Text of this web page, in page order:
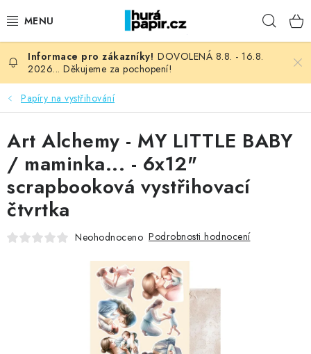
na
NOVINKY
HURÁ DÍLNA
VŠECHNO ZBOŽÍ
KNIHAŘSKÝ MATERIÁL
KURZY NATY LYSAK
OBLÍBENÉ ♥️
MOJE OBJEDNÁVKA
DOVOLENÁ 8.8. - 16.8.
2026... Děkujeme za pochopení!
Papíry na vystřihování
Art Alchemy - MY LITTLE BABY
/ maminka... - 6x12"
scrapbooková vystřihovací
čtvrtka
Neohodnoceno Podrobnosti hodnocení